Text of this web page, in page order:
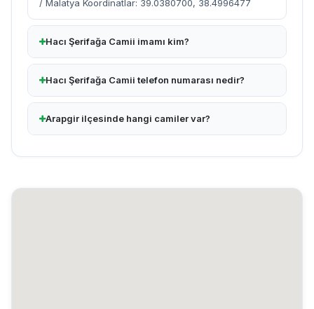
/ Malatya Koordinatlar: 39.0380700, 38.4996477
Hacı Şerifağa Camii imamı kim?
Hacı Şerifağa Camii telefon numarası nedir?
Arapgir ilçesinde hangi camiler var?